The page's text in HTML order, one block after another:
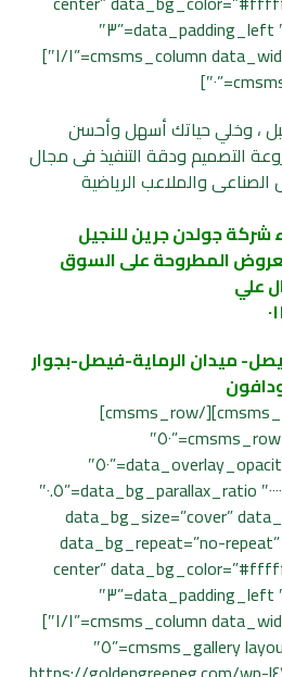
data_padding_right=”٣″ data_padding_left=”٣″
data_width=”boxed”][cmsms_column data_width=”١/١″]
، وخلي حياتك أسهل وأحسن
التصميم ودقة التنفيذ فى مجال
الصناعى والملاعب الرياضية
جولدن جرين للنجيل
المطروحة على السوق
علي
فيصل- ميدان الرماية-فيصل-بجوار
دافون
[/cmsms_text][/cmsms_column][/cmsms_row]
[cmsms_row data_padding_bottom=”٥٠″
data_padding_top=”٠″ data_overlay_opacity=”٥٠″
data_color_overlay=”#٠٠٠٠٠٠″ data_bg_parallax_ratio=”٠.٥″
data_bg_size=”cover”
data_bg_repeat=”no-
center”
data_padding_right=”٣″ data_padding_left=”٣″
data_width=”boxed”][cmsms_column data_width=”١/١″]
[cmsms_gallery layout=”hover” hover_pause=”٥″